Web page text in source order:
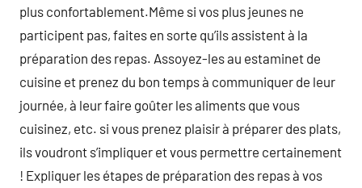
plus confortablement.Même si vos plus jeunes ne
participent pas, faites en sorte qu’ils assistent à la
préparation des repas. Assoyez-les au estaminet de
cuisine et prenez du bon temps à communiquer de leur
journée, à leur faire goûter les aliments que vous
cuisinez, etc. si vous prenez plaisir à préparer des plats,
ils voudront s’impliquer et vous permettre certainement
! Expliquer les étapes de préparation des repas à vos